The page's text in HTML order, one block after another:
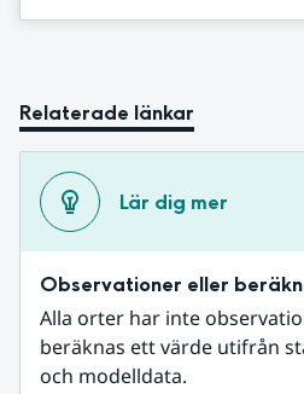
Relaterade länkar
Lär dig mer
Observationer eller
Alla orter har inte
beräknas ett värde utifrån
och modelldata.